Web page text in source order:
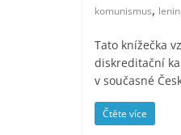
komunismus, lenin
Tato knížečka
diskreditační
v současné
Čtěte více